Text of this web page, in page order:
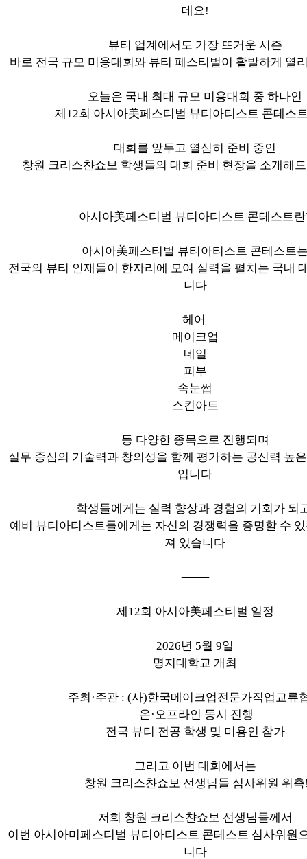
데요!
뷰티 업계에서도 가장 뜨거운 시즌
바로 전국 규모 미용대회와 뷰티 페스티벌이 활발하게 열
오늘은 국내 최대 규모 미용대회 중 하나인
제12회 아시아美페스티벌 뷰티아티스트 콘테스
대회를 앞두고 열심히 준비 중인
창원 크리스챤쇼보 학생들의 대회 준비 현장을 소개해
아시아美페스티벌 뷰티아티스트 콘테스트란
아시아美페스티벌 뷰티아티스트 콘테스트
전국의 뷰티 인재들이 한자리에 모여 실력을 펼치는 국내
니다
헤어
메이크업
네일
피부
속눈썹
스킨아트
등 다양한 종목으로 진행되며
실무 중심의 기술력과 창의성을 함께 평가하는 공신력 높
입니다
학생들에게는 실력 향상과 경험의 기회가 되
예비 뷰티아티스트들에게는 자신의 경쟁력을 증명할 수
져 있습니다
⸻
제12회 아시아美페스티벌 일정
2026년 5월 9일
명지대학교 개최
주최·주관 : (사)한국메이크업전문가직업교류
온·오프라인 동시 진행
전국 뷰티 전공 학생 및 미용인 참가
그리고 이번 대회에서는
창원 크리스챤쇼보 선생님들 심사위원 위
저희 창원 크리스챤쇼보 선생님들께서
이번 아시아미페스티벌 뷰티아티스트 콘테스트 심사위원
니다